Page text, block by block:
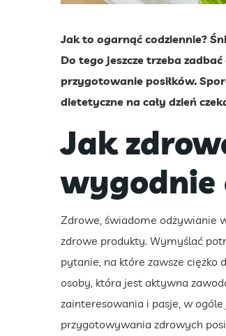
Jak to ogarnąć codziennie?
Do tego jeszcze trzeba
przygotowanie posiłków.
dietetyczne na cały dzień
Jak
wygodnie
Zdrowe, świadome odżywianie
zdrowe produkty. Wymyślać
pytanie, na które zawsze ciężko
osoby, która jest aktywna
zainteresowania i pasje, w
przygotowywania zdrowych